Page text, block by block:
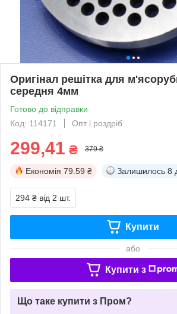
Оригінал решітка для
середня 4мм
Готово до відправки
Код: 114171
Опт і роздріб
299,41 ₴ 379 ₴
Економія 79.59 ₴ Залишилось 8
294 ₴ від 2 шт.
Купити
або
Купити з
Що таке купити з Пром?